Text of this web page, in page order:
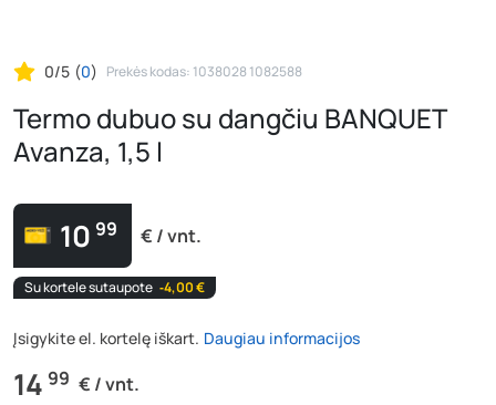
0/5 (0) Prekės kodas: 1038028 1082588
Termo dubuo su dangčiu BANQUET
Avanza, 1,5 l
10 99 € / vnt.
Su kortele sutaupote ‐4,00 €
Įsigykite el. kortelę iškart. Daugiau informacijos
14 99 € / vnt.